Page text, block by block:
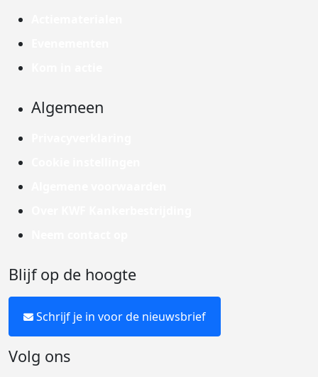
Algemeen
Blijf op de hoogte
Schrijf je in voor de nieuwsbrief
Volg ons